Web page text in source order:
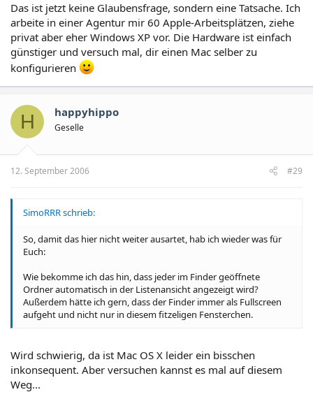
Das ist jetzt keine Glaubensfrage, sondern eine Tatsache. Ich
arbeite in einer Agentur mir 60 Apple-Arbeitsplätzen, ziehe
privat aber eher Windows XP vor. Die Hardware ist einfach
günstiger und versuch mal, dir einen Mac selber zu
konfigurieren
H happyhippo
Geselle
12. September 2006 #29
SimoRRR schrieb:
So, damit das hier nicht weiter ausartet, hab ich wieder was für
Euch:
Wie bekomme ich das hin, dass jeder im Finder geöffnete
Ordner automatisch in der Listenansicht angezeigt wird?
Außerdem hätte ich gern, dass der Finder immer als Fullscreen
aufgeht und nicht nur in diesem fitzeligen Fensterchen.
Wird schwierig, da ist Mac OS X leider ein bisschen
inkonsequent. Aber versuchen kannst es mal auf diesem
Weg...